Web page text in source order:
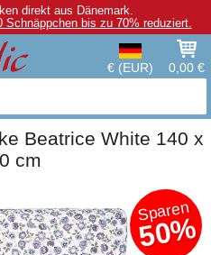
direkt aus Dänemark.
Schnäppchen bis zu 70% reduziert.
€ (EUR) 0,00 €
Beatrice White 140 x
cm
Sparen
50%